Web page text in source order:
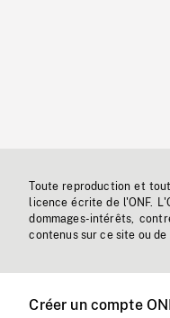
Toute reproduction et
licence écrite de l'ONF.
dommages-intérêts,
contenus sur ce site ou
Créer un compte